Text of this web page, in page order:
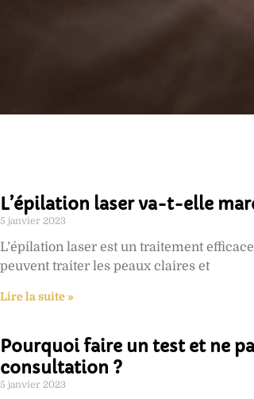
L’épilation laser va-t-elle
5 janvier 2023
L’épilation laser est un traitement
peuvent traiter les peaux claires et
Lire la suite »
Pourquoi faire un test et ne
consultation ?
5 janvier 2023